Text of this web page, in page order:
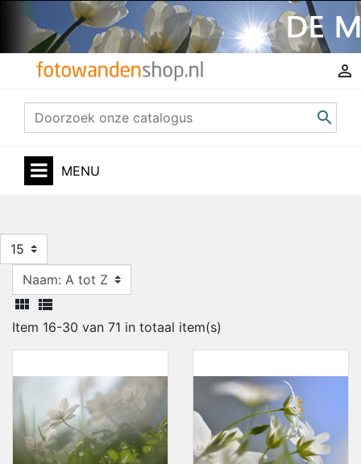


MENU
15
 
Item 16-30 van 71 in totaal item(s)